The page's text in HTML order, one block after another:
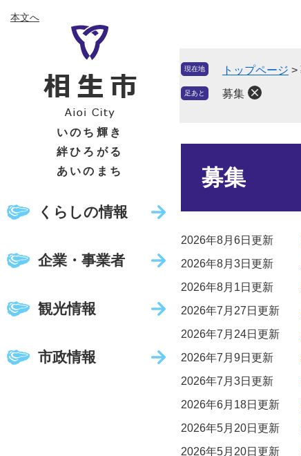
ー
ニ
本文へ
いのち輝き
絆ひろがる
あいのまち
くらしの情報
企業・事業者
観光情報
市政情報
現在地 トップページ >
足あと 募集
募集
2026年8月6日更新
2026年8月3日更新
2026年8月1日更新
2026年7月27日更新
2026年7月24日更新
2026年7月9日更新
2026年7月3日更新
2026年6月18日更新
2026年5月20日更新
2026年5月20日更新